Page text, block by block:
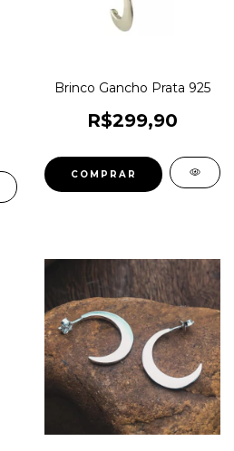
Brinco Gancho Prata 925
R$299,90